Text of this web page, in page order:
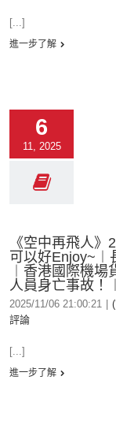
[...]
進一步了解
6
11, 2025
《空中再飛人
可以好Enjoy~︱
︱香港國際機
人員身亡事故！
2025/11/06 21:00:21
評論
[...]
進一步了解